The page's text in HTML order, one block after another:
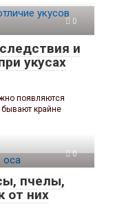
0
и
укусах
появляются
крайне
0
пчелы,
от них